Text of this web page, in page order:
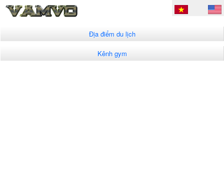
Địa điểm du lịch
Kênh gym